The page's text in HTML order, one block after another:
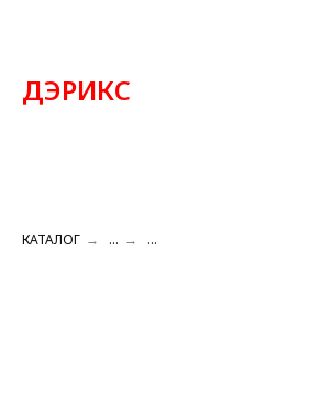
ДЭРИКС
КАТАЛОГ → ... → ...